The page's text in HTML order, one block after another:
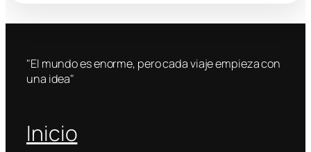
"El mundo es enorme, pero cada viaje empieza con
una idea"
Inicio